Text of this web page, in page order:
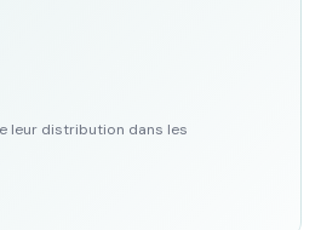
leur distribution dans les